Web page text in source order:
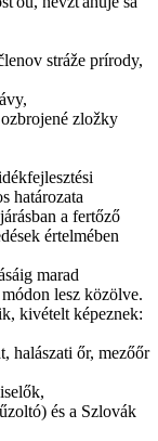
stráže prírody,
zložky
határozata
a fertőző
értelmében
marad
lesz közölve.
kivételt képeznek:
halászati őr, mezőőr
és a Szlovák